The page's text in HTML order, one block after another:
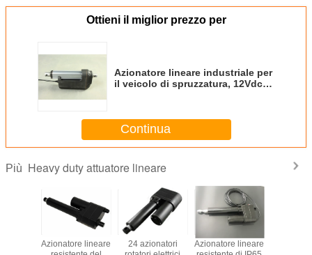
Ottieni il miglior prezzo per
Azionatore lineare industriale per
il veicolo di spruzzatura, 12Vdc,
Continua
Più Heavy duty attuatore lineare
Azionatore lineare
24 azionatori
Azionatore lineare